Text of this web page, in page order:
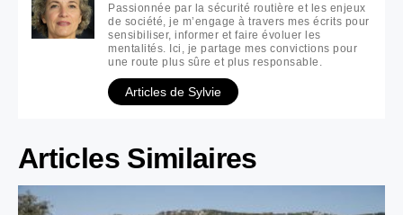
Passionnée par la sécurité routière et les enjeux
de société, je m’engage à travers mes écrits pour
sensibiliser, informer et faire évoluer les
mentalités. Ici, je partage mes convictions pour
une route plus sûre et plus responsable.
Articles de Sylvie
Articles Similaires